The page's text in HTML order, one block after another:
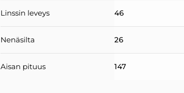
Linssin leveys 46
Nenäsilta 26
Aisan pituus 147